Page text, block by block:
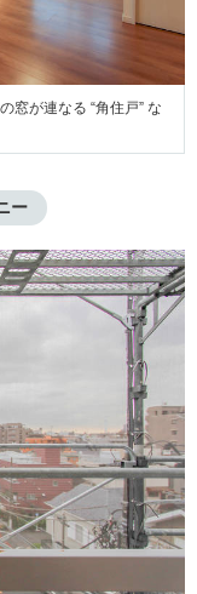
窓が連なる “角住戸” な
ー